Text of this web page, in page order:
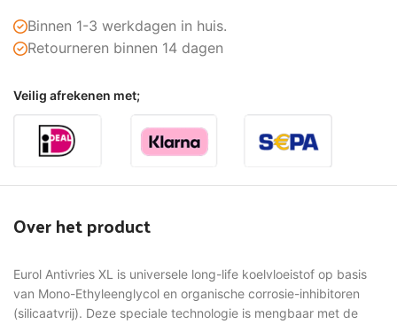
Binnen 1-3 werkdagen in huis.
Retourneren binnen 14 dagen
Veilig afrekenen met;
Over het product
Eurol Antivries XL is universele long-life koelvloeistof op basis
van Mono-Ethyleenglycol en organische corrosie-inhibitoren
(silicaatvrij). Deze speciale technologie is mengbaar met de